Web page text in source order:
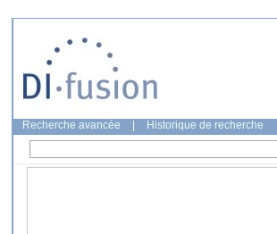
Recherche avancée Historique de recherche